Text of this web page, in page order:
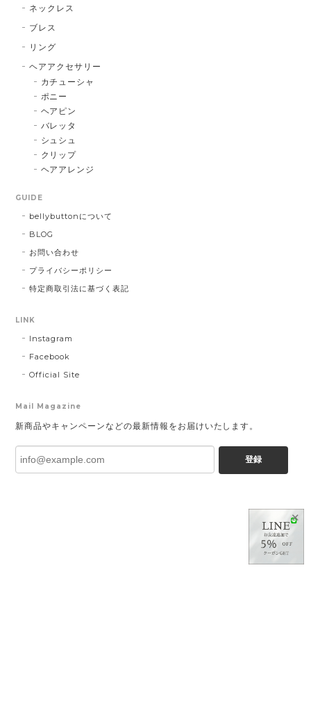
✕
ネックレス
ブレス
リング
ヘアアクセサリー
カチューシャ
ポニー
ヘアピン
バレッタ
シュシュ
クリップ
ヘアアレンジ
GUIDE
bellybuttonについて
BLOG
お問い合わせ
プライバシーポリシー
特定商取引法に基づく表記
LINK
Instagram
Facebook
Official Site
Mail Magazine
新商品やキャンペーンなどの最新情報をお届けいたします。
登録